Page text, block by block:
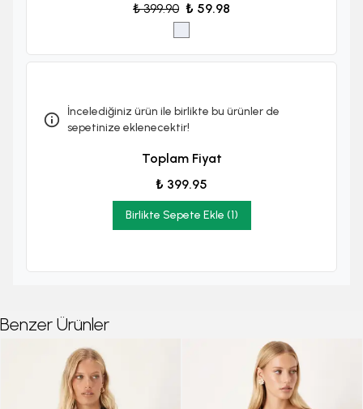
₺ 399.90 ₺ 59.98
İncelediğiniz ürün ile birlikte bu ürünler de
sepetinize eklenecektir!
Toplam Fiyat
₺ 399.95
Birlikte Sepete Ekle (1)
Benzer Ürünler